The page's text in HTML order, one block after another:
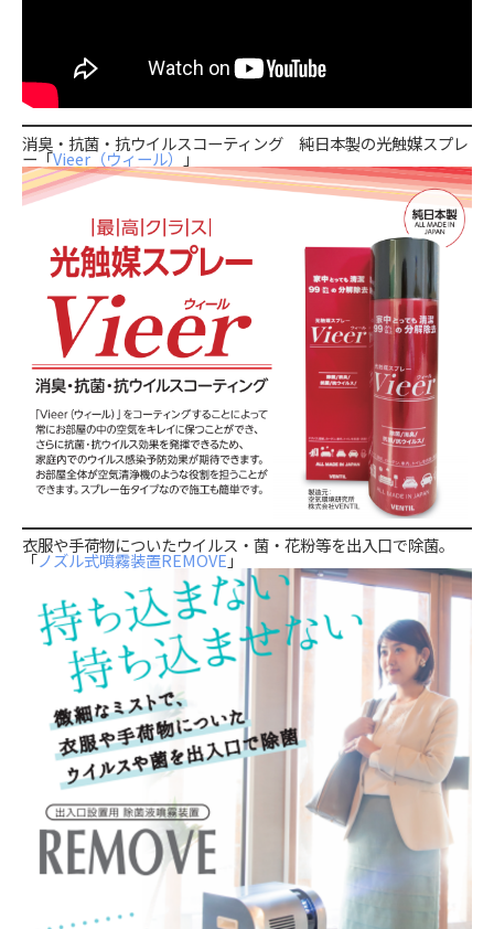
消臭・抗菌・抗ウイルスコーティング 純日本製の光触媒スプレ
ー「Vieer（ウィール） 」
衣服や手荷物についたウイルス・菌・花粉等を出入口で除菌。
「ノズル式噴霧装置REMOVE 」